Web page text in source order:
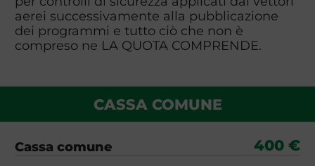
aerei successivamente alla pubblicazione
dei programmi e tutto ciò che non è
compreso ne LA QUOTA COMPRENDE.
CASSA COMUNE
Cassa comune 400 €